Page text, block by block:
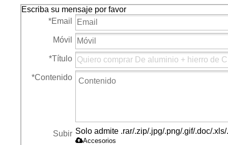
de la piscina escalera
Escriba su mensaje por favor
*Email
Móvil
*Título
*Contenido
Subir Solo admite .rar/.zip/.jpg/.png/.gif/.doc/
Accesorios